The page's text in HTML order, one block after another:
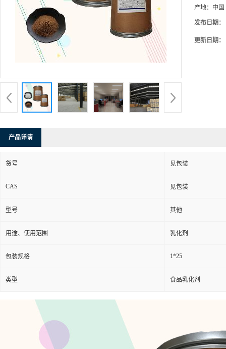
产地： 中国
发布日期：
更新日期：
产品详请
货号 见包装
CAS 见包装
型号 其他
用途、使用范围 乳化剂
包装规格 1*25
类型 食品乳化剂